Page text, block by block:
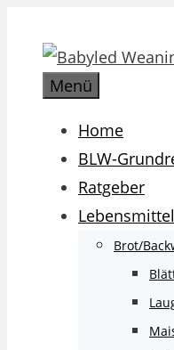
Inhalt
springenMenü
Home
BLW-
Ratgeber
Brot/